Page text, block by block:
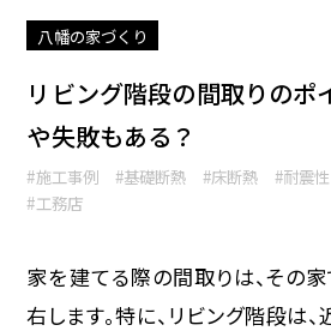
八幡の家づくり
リビング階段の間取りのポ
や失敗もある？
#施工事例 #基礎断熱 #床断熱 #耐震性
#工務店
家を建てる際の間取りは、その
右します。特に、リビング階段は